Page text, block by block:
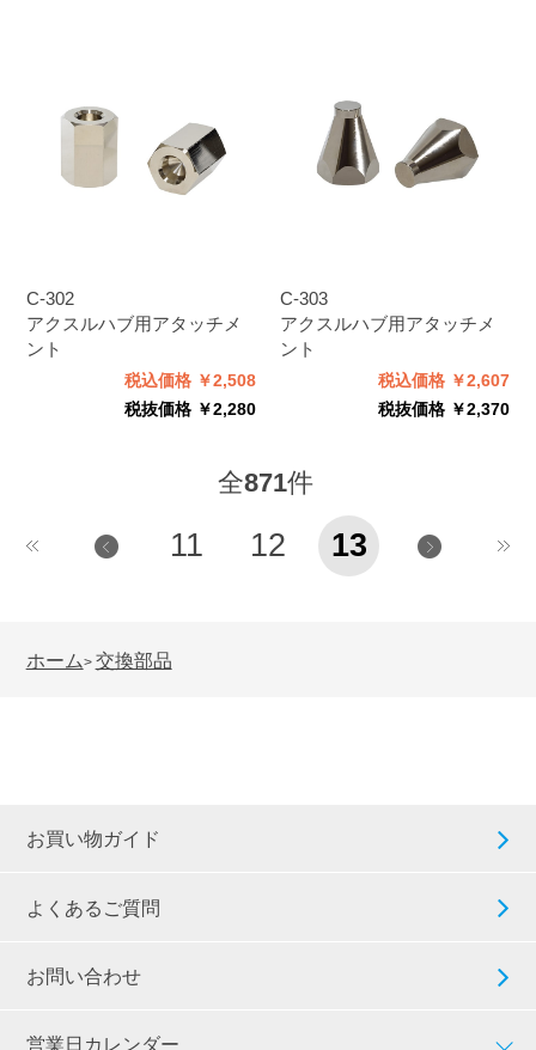
C-302
アクスルハブ用アタッチメ
ント
税込価格 ￥2,508
税抜価格 ￥2,280
C-303
アクスルハブ用アタッチメ
ント
税込価格 ￥2,607
税抜価格 ￥2,370
全871件
11 12 13
ホーム> 交換部品
お買い物ガイド
よくあるご質問
お問い合わせ
営業日カレンダー